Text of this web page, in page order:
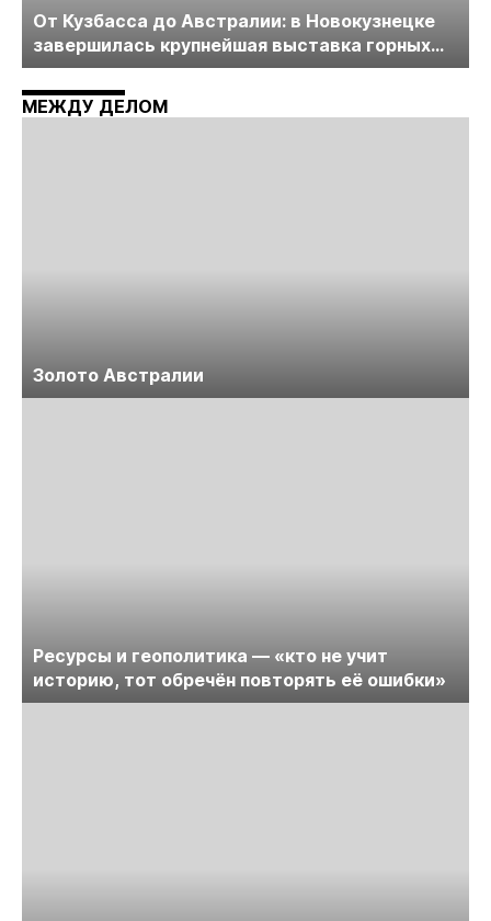
От Кузбасса до Австралии: в Новокузнецке
завершилась крупнейшая выставка горных
технологий «Недра России. Уголь России и
Майнинг»
МЕЖДУ ДЕЛОМ
Золото Австралии
Ресурсы и геополитика — «кто не учит
историю, тот обречён повторять её ошибки»